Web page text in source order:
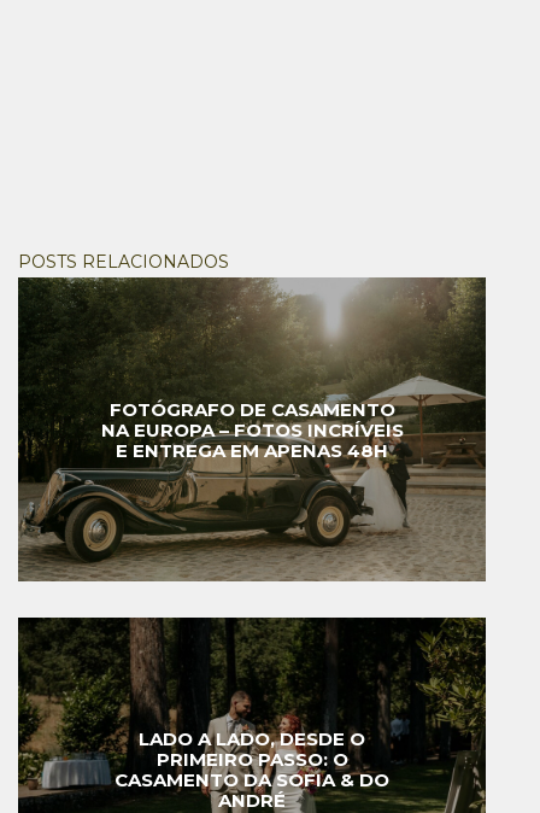
POSTS RELACIONADOS
FOTÓGRAFO DE CASAMENTO
NA EUROPA – FOTOS INCRÍVEIS
E ENTREGA EM APENAS 48H
LADO A LADO, DESDE O
PRIMEIRO PASSO: O
CASAMENTO DA SOFIA & DO
ANDRÉ